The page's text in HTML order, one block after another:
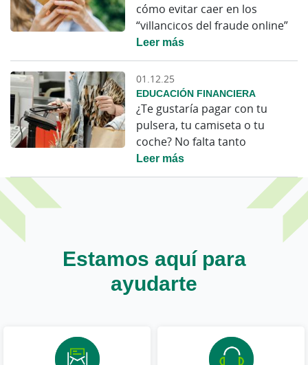
cómo evitar caer en los
“villancicos del fraude online”
Leer más
01.12.25
EDUCACIÓN FINANCIERA
¿Te gustaría pagar con tu
pulsera, tu camiseta o tu
coche? No falta tanto
Leer más
Estamos aquí para
ayudarte